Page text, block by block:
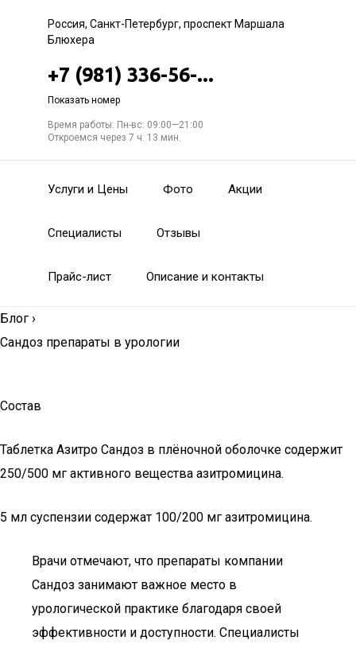
Россия, Санкт-Петербург, проспект Маршала
Блюхера
+7 (981) 336-56-...
Показать номер
Время работы: Пн-вс: 09:00—21:00
Откроемся через 7 ч. 13 мин.
Услуги и Цены Фото Акции
Специалисты Отзывы
Прайс-лист Описание и контакты
Блог ›
Сандоз препараты в урологии
Состав
Таблетка Азитро Сандоз в плёночной оболочке содержит
250/500 мг активного вещества азитромицина.
5 мл суспензии содержат 100/200 мг азитромицина.
Врачи отмечают, что препараты компании
Сандоз занимают важное место в
урологической практике благодаря своей
эффективности и доступности. Специалисты